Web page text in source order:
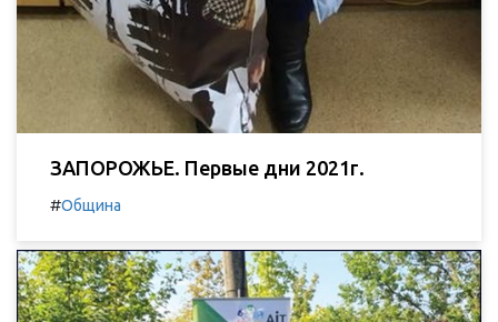
ЗАПОРОЖЬЕ. Первые дни 2021г.
#Община